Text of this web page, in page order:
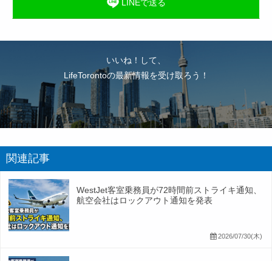
LINEで送る
いいね！して、
LifeTorontoの最新情報を受け取ろう！
関連記事
WestJet客室乗務員が72時間前ストライキ通知、
航空会社はロックアウト通知を発表
2026/07/30(木)